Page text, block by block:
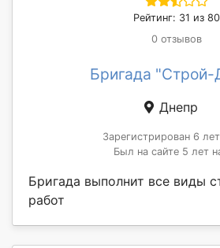
Рейтинг: 31 из 80
0 отзывов
Бригада "Строй-
Днепр
Зарегистрирован 6
Был на сайте 5 лет
Бригада выполнит все виды
работ